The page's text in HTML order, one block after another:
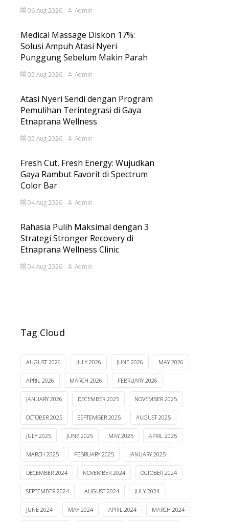
06 Aug 2026 Admin
Medical Massage Diskon 17%:
Solusi Ampuh Atasi Nyeri
Punggung Sebelum Makin Parah
05 Aug 2026 Admin
Atasi Nyeri Sendi dengan Program
Pemulihan Terintegrasi di Gaya
Etnaprana Wellness
05 Aug 2026 Admin
Fresh Cut, Fresh Energy: Wujudkan
Gaya Rambut Favorit di Spectrum
Color Bar
04 Aug 2026 Admin
Rahasia Pulih Maksimal dengan 3
Strategi Stronger Recovery di
Etnaprana Wellness Clinic
04 Aug 2026 Admin
Tag Cloud
AUGUST 2026 JULY 2026 JUNE 2026 MAY 2026
APRIL 2026 MARCH 2026 FEBRUARY 2026
JANUARY 2026 DECEMBER 2025 NOVEMBER 2025
OCTOBER 2025 SEPTEMBER 2025 AUGUST 2025
JULY 2025 JUNE 2025 MAY 2025 APRIL 2025
MARCH 2025 FEBRUARY 2025 JANUARY 2025
DECEMBER 2024 NOVEMBER 2024 OCTOBER 2024
SEPTEMBER 2024 AUGUST 2024 JULY 2024
JUNE 2024 MAY 2024 APRIL 2024 MARCH 2024